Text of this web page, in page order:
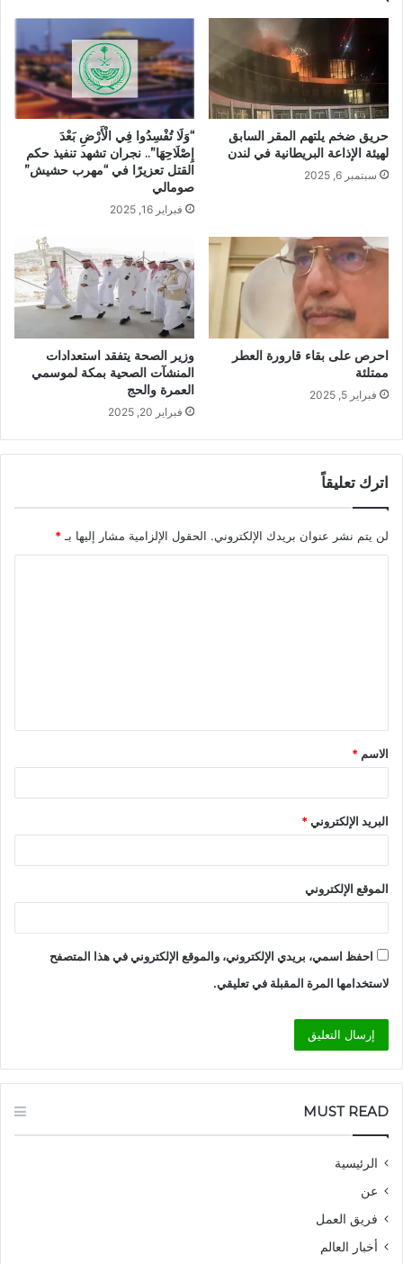
حريق ضخم يلتهم المقر السابق
لهيئة الإذاعة البريطانية في لندن
سبتمبر 6, 2025
“وَلَا تُفْسِدُوا فِي الْأَرْضِ بَعْدَ
إِصْلَاحِهَا”.. نجران تشهد تنفيذ حكم
القتل تعزيرًا في “مهرب حشيش”
صومالي
فبراير 16, 2025
احرص على بقاء قارورة العطر
ممتلئة
فبراير 5, 2025
وزير الصحة يتفقد استعدادات
المنشآت الصحية بمكة لموسمي
العمرة والحج
فبراير 20, 2025
اترك تعليقاً
لن يتم نشر عنوان بريدك الإلكتروني. الحقول الإلزامية مشار إليها بـ *
ق
*
الاسم *
البريد الإلكتروني*
الموقع الإلكتروني
احفظ اسمي، بريدي الإلكتروني، والموقع الإلكتروني في هذا المتصفح
لاستخدامها المرة المقبلة في تعليقي.
MUST READ
الرئيسية
عن
فريق العمل
أخبار العالم